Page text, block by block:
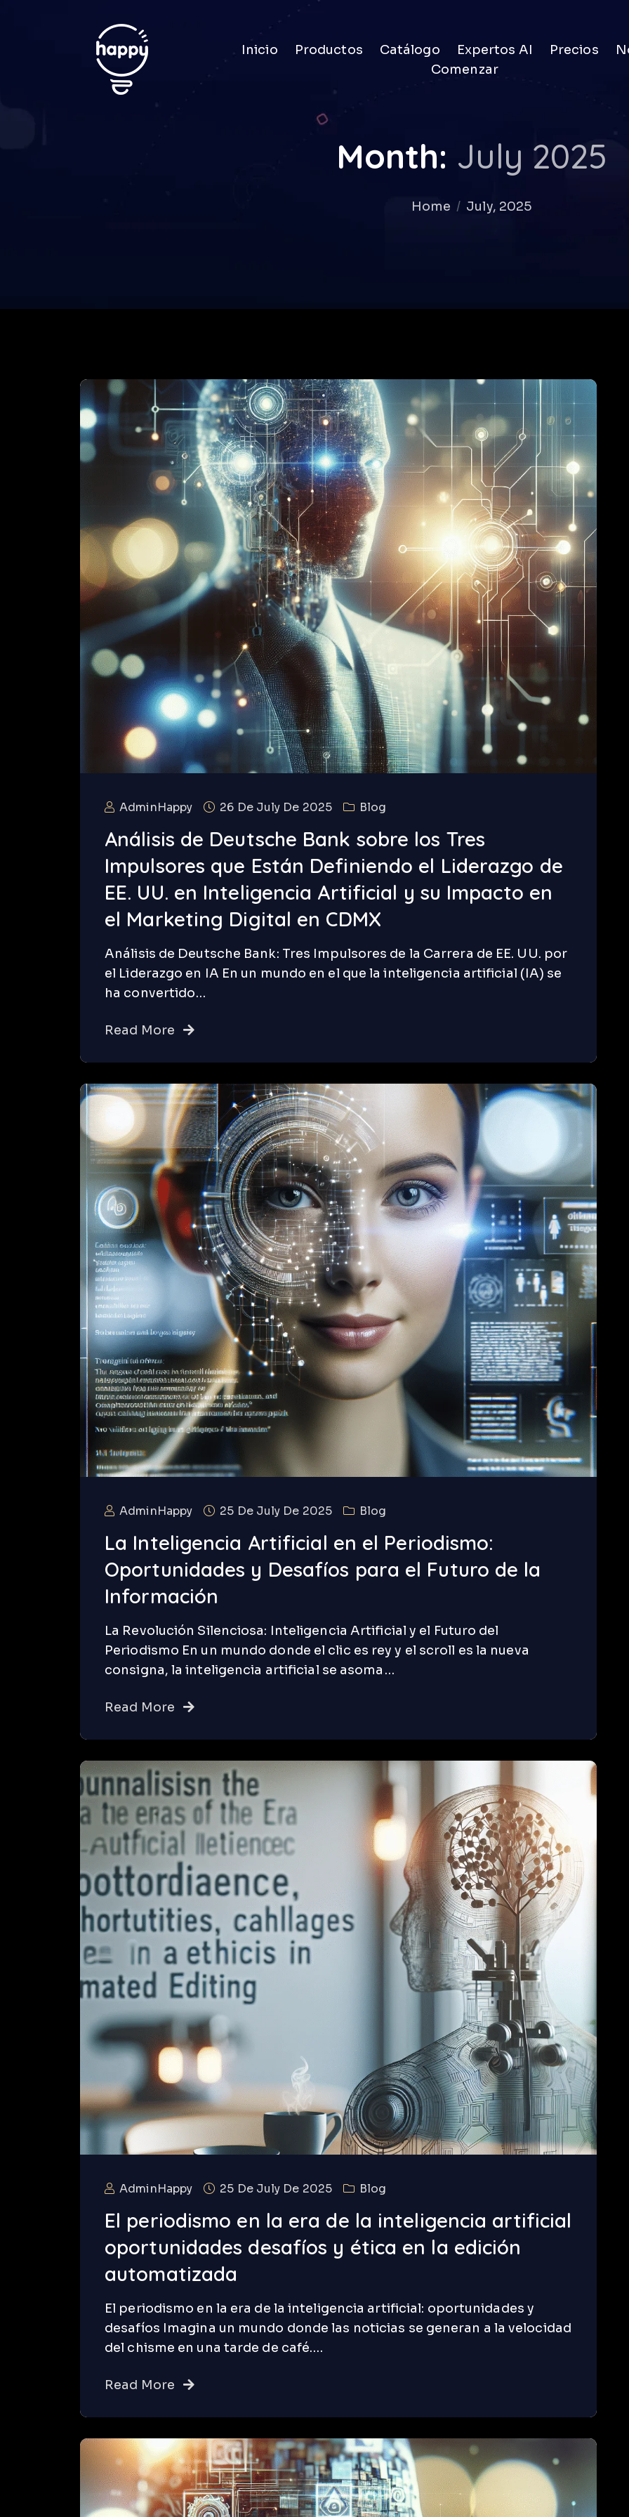
Inicio Productos Catálogo Expertos AI Precios
Comenzar
Month: July 2025
Home July, 2025
AdminHappy 26 De July De 2025 Blog
Análisis de Deutsche Bank sobre los Tres
Impulsores que Están Definiendo el Liderazgo de
EE. UU. en Inteligencia Artificial y su Impacto en
el Marketing Digital en CDMX
Análisis de Deutsche Bank: Tres Impulsores de la Carrera de EE. UU. por
el Liderazgo en IA En un mundo en el que la inteligencia artificial (IA) se
ha convertido…
Read More
AdminHappy 25 De July De 2025 Blog
La Inteligencia Artificial en el Periodismo:
Oportunidades y Desafíos para el Futuro de la
Información
La Revolución Silenciosa: Inteligencia Artificial y el Futuro del
Periodismo En un mundo donde el clic es rey y el scroll es la nueva
consigna, la inteligencia artificial se asoma…
Read More
AdminHappy 25 De July De 2025 Blog
El periodismo en la era de la inteligencia artificial
oportunidades desafíos y ética en la edición
automatizada
El periodismo en la era de la inteligencia artificial: oportunidades y
desafíos Imagina un mundo donde las noticias se generan a la velocidad
del chisme en una tarde de café.…
Read More